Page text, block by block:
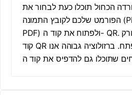
הכחול תוכלו כעת לבחור את
הפורמט שלכם לקובץ התמונה (PNG, SVG, EPS,
PDF) ולפתוח את קוד ה- QR. כעת בדקו בעזרת סורק
קוד QR האם התוכן הרצוי נפתח. ברזולוציה גבוהה אנו